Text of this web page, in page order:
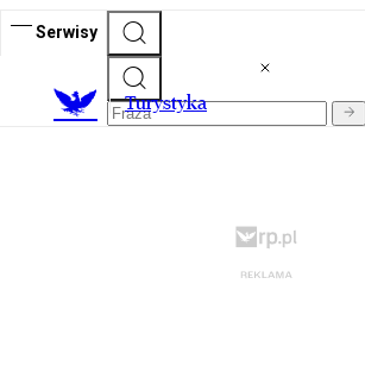
Serwisy
Turystyka